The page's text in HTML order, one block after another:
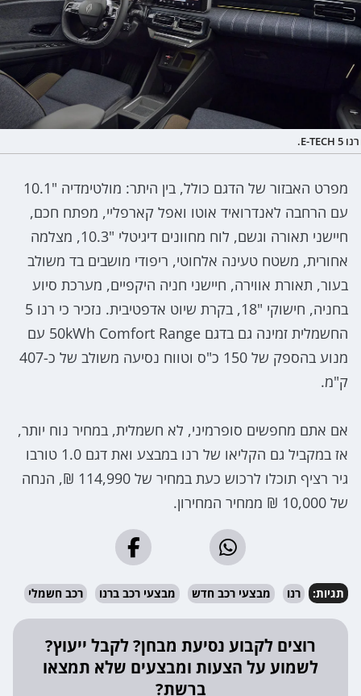
רנו 5 E-TECH.
מפרט האבזור של הדגם כולל, בין היתר: מולטימדיה "10.1
עם הרחבה לאנדרואיד אוטו ואפל קארפליי, מפתח חכם,
חיישני תאורה וגשם, לוח מחוונים דיגיטלי "10.3, מצלמה
אחורית, משטח טעינה אלחוטי, ריפודי מושבים בד משולב
בעור, תאורת אווירה, חיישני חניה היקפיים, מערכת סיוע
בחניה, חישוקי "18, בקרת שיוט אדפטיבית. נזכיר כי רנו 5
החשמלית זמינה גם בדגם 50kWh Comfort Range עם
מנוע בהספק של 150 כ"ס וטווח נסיעה משולב של כ-407
ק"מ.
אם אתם מחפשים סופרמיני, לא חשמלית, במחיר נוח יותר,
אז במקביל גם הקליאו של רנו במבצע ואת דגם 1.0 טורבו
גיר רציף תוכלו לרכוש כעת במחיר של 114,990 ₪, הנחה
של 10,000 ₪ ממחיר המחירון.
תגיות: רנו מבצעי רכב חדש מבצעי רכב ברנו רכב חשמלי
רוצים לקבוע נסיעת מבחן? לקבל ייעוץ?
לשמוע על הצעות ומבצעים שלא תמצאו
ברשת?